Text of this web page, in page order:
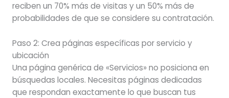
reciben un 70% más de visitas y un 50% más de
probabilidades de que se considere su contratación.
Paso 2: Crea páginas específicas por servicio y
ubicación
Una página genérica de «Servicios» no posiciona en
búsquedas locales. Necesitas páginas dedicadas
que respondan exactamente lo que buscan tus